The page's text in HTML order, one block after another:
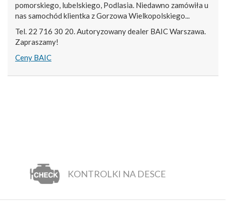
pomorskiego, lubelskiego, Podlasia. Niedawno zamówiła u
nas samochód klientka z Gorzowa Wielkopolskiego...
Tel. 22 716 30 20. Autoryzowany dealer BAIC Warszawa.
Zapraszamy!
Ceny BAIC
KONTROLKI NA DESCE